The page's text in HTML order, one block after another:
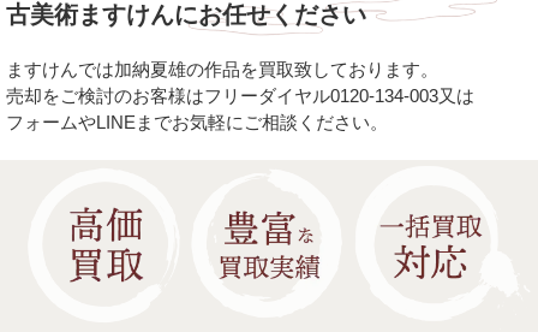
古美術ますけんにお任せください
ますけんでは加納夏雄の作品を買取致しております。
売却をご検討のお客様はフリーダイヤル0120-134-003又は
フォームやLINEまでお気軽にご相談ください。